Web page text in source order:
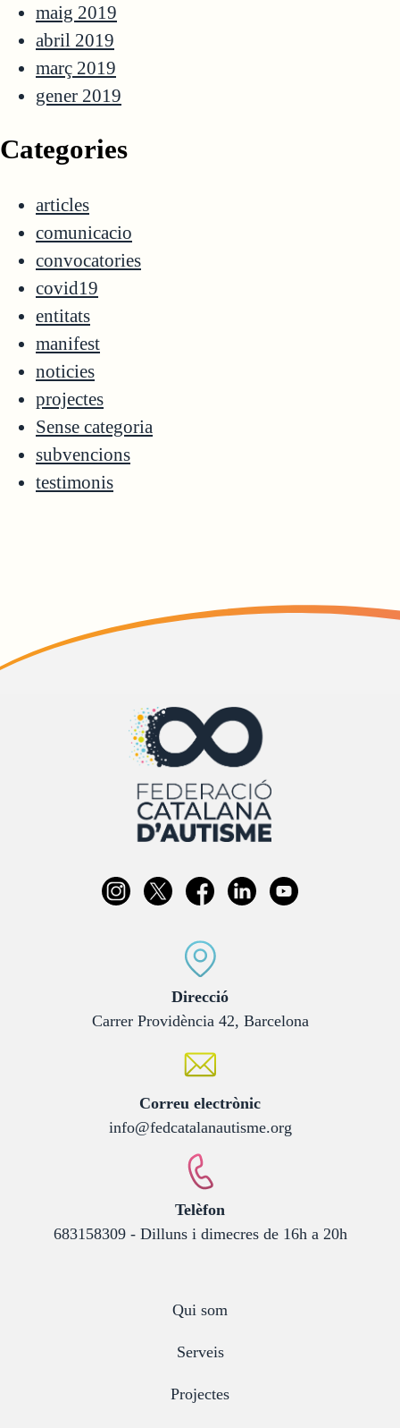
maig 2019
abril 2019
març 2019
gener 2019
Categories
articles
comunicacio
convocatories
covid19
entitats
manifest
noticies
projectes
Sense categoria
subvencions
testimonis
Direcció:
Carrer Providència 42, Barcelona
Correu electrònic:
info@fedcatalanautisme.org
Telèfon
683158309 - Dilluns i dimecres de 16h a 20h
Qui som
Serveis
Projectes